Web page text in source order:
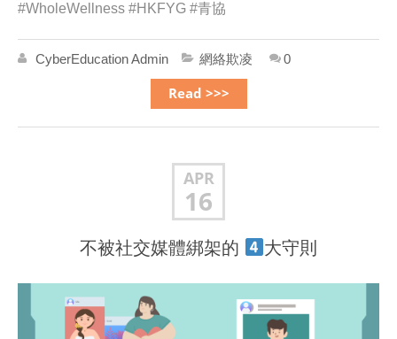
#WholeWellness #HKFYG #青協
CyberEducation Admin 網絡欺凌 0
Read >>>
APR
16
不被社交媒體綁架的 大守則